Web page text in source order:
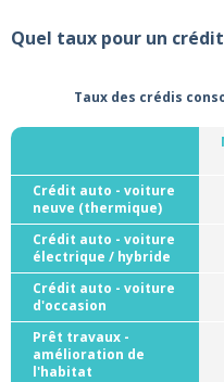
Quel taux pour un crédit
Taux des crédis
Crédit auto - voiture
neuve (thermique)
Crédit auto - voiture
électrique / hybride
Crédit auto - voiture
d'occasion
Prêt travaux -
amélioration de
l'habitat